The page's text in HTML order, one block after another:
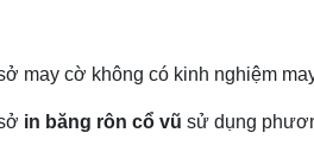
may cờ không có kinh nghiệm
in băng rôn cổ vũ sử dụng